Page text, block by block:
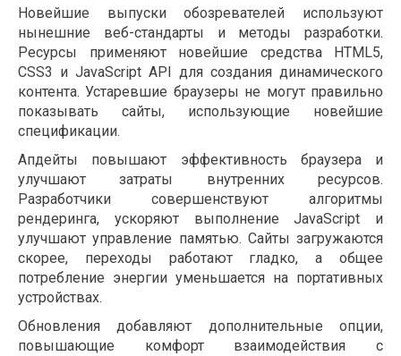
Новейшие выпуски обозревателей используют
нынешние веб-стандарты и методы разработки.
Ресурсы применяют новейшие средства HTML5,
CSS3 и JavaScript API для создания динамического
контента. Устаревшие браузеры не могут правильно
показывать сайты, использующие новейшие
спецификации.
Апдейты повышают эффективность браузера и
улучшают затраты внутренних ресурсов.
Разработчики совершенствуют алгоритмы
рендеринга, ускоряют выполнение JavaScript и
улучшают управление памятью. Сайты загружаются
скорее, переходы работают гладко, а общее
потребление энергии уменьшается на портативных
устройствах.
Обновления добавляют дополнительные опции,
повышающие комфорт взаимодействия с